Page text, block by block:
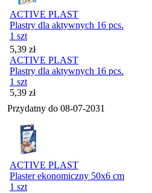
ACTIVE PLAST
Plastry dla aktywnych 16 pcs.
1 szt
Cena
5,39 zł
ACTIVE PLAST
Plastry dla aktywnych 16 pcs.
1 szt
Cena
5,39 zł
Przydatny do 08-07-2031
ACTIVE PLAST
Plaster ekonomiczny 50x6 cm
1 szt